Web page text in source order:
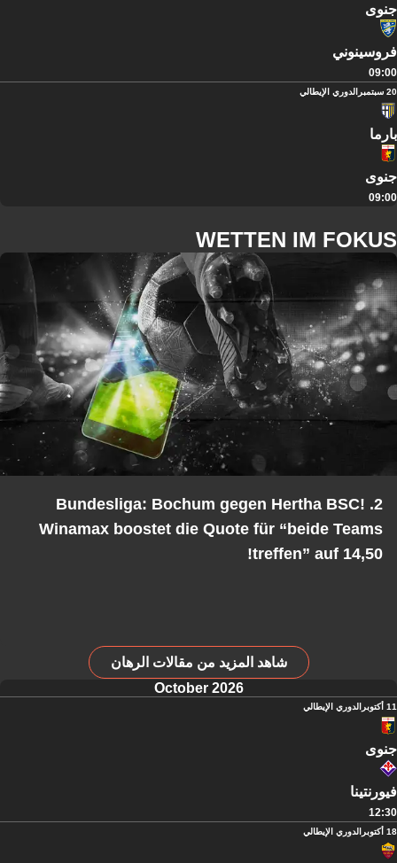
جنوى
فروسينوني
09:00
20 سبتمبر الدوري الإيطالي
بارما
جنوى
09:00
WETTEN IM FOKUS
2. Bundesliga: Bochum gegen Hertha BSC!
Winamax boostet die Quote für “beide Teams
treffen” auf 14,50!
شاهد المزيد من مقالات الرهان
October 2026
11 أكتوبر الدوري الإيطالي
جنوى
فيورنتينا
12:30
18 أكتوبر الدوري الإيطالي